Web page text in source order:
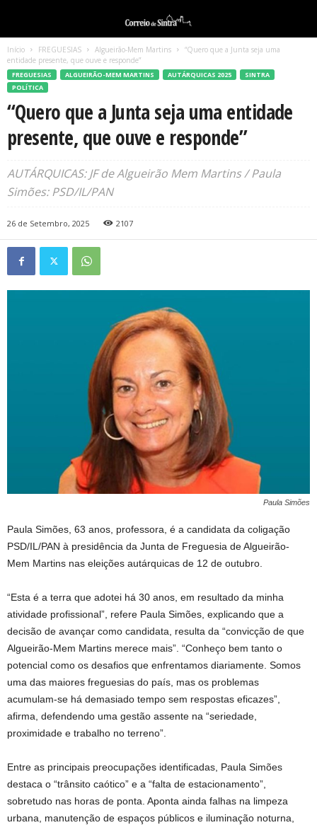
Início FREGUESIAS Algueirão-Mem Martins
“Quero que a Junta seja uma
entidade presente, que ouve e responde”
FREGUESIAS ALGUEIRÃO-MEM MARTINS AUTÁRQUICAS 2025
SINTRA
POLÍTICA
“Quero que a Junta seja uma entidade
presente, que ouve e responde”
AUTÁRQUICAS: JF de Algueirão Mem Martins / Paula
Simões: PSD/IL/PAN
26 de Setembro, 2025 2107
Paula Simões
Paula Simões, 63 anos, professora, é a candidata da coligação
PSD/IL/PAN à presidência da Junta de Freguesia de Algueirão-
Mem Martins nas eleições autárquicas de 12 de outubro.
“Esta é a terra que adotei há 30 anos, em resultado da minha
atividade profissional”, refere Paula Simões, explicando que a
decisão de avançar como candidata, resulta da “convicção de que
Algueirão-Mem Martins merece mais”. “Conheço bem tanto o
potencial como os desafios que enfrentamos diariamente. Somos
uma das maiores freguesias do país, mas os problemas
acumulam-se há demasiado tempo sem respostas eficazes”,
afirma, defendendo uma gestão assente na “seriedade,
proximidade e trabalho no terreno”.
Entre as principais preocupações identificadas, Paula Simões
destaca o “trânsito caótico” e a “falta de estacionamento”,
sobretudo nas horas de ponta. Aponta ainda falhas na limpeza
urbana, manutenção de espaços públicos e iluminação noturna,